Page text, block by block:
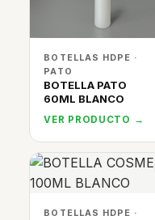
BOTELLAS HDPE ·
PATO
BOTELLA PATO
60ML BLANCO
VER PRODUCTO →
BOTELLAS HDPE ·